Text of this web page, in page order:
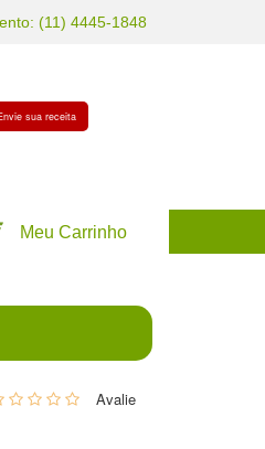
(11) 4445-1848
sua receita